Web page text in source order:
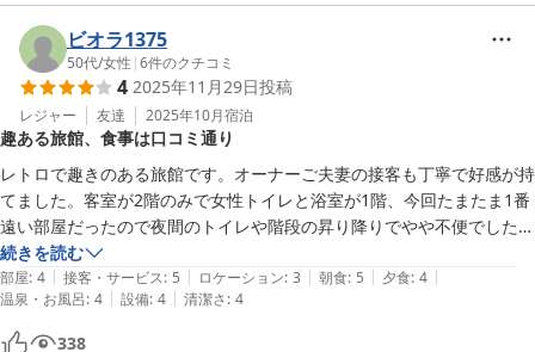
思っております。
お食事は季節によって変わりますので、機会がございましたらまた
足を運んでいただけますと幸いです。
またのご来館を心よりお待ちしております。
丸福旅館
2026-04-29
ビオラ1375
50代/女性 |6件のクチコミ
4 2025年11月29日投稿
レジャー 友達 2025年10月宿泊
趣ある旅館、食事は口コミ通り
レトロで趣きのある旅館です。オーナーご夫妻の接客も丁寧で好感が持
てました。客室が2階のみで女性トイレと浴室が1階、今回たまたま1番
遠い部屋だったので夜間のトイレや階段の昇り降りでやや不便でした。
高齢の方や足腰の悪い方にはおすすめしません。お食事はクチコミ通り
とてもおいしかったです。夕食はハンバーグやムニエル、お刺身などボ
リュームがありましたが、私的には和食の朝食がおいしく感じました。
いずれも部屋食だったのでゆっくり出来ました。また伺いたいと思いま
続きを読む
部屋: 4 | 接客・サービス: 5 | ロケーション: 3 | 朝食: 5 | 夕食: 4 |
温泉・お風呂: 4 | 設備: 4 | 清潔さ: 4
338